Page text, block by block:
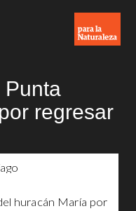
Punta
regresar
huracán María por